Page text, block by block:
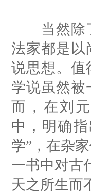
当然除了
法家都是以
说思想。值
学说虽然被
而，在刘
中，明确
学”，在杂
一书中对古
天之所生而